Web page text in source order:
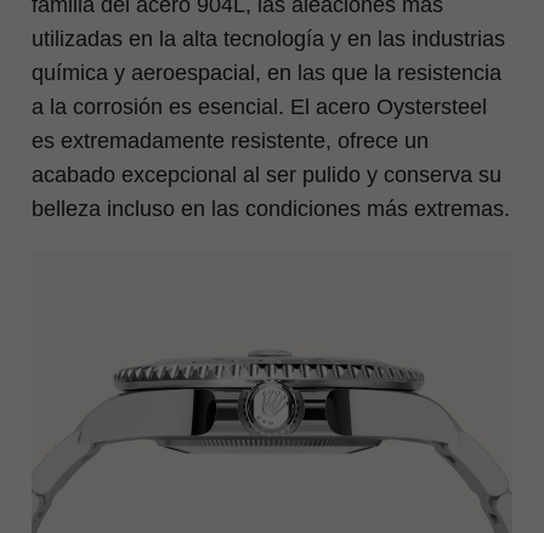
utilizadas en la alta tecnología y en las industrias
química y aeroespacial, en las que la resistencia
a la corrosión es esencial. El acero Oystersteel
es extremadamente resistente, ofrece un
acabado excepcional al ser pulido y conserva su
belleza incluso en las condiciones más extremas.